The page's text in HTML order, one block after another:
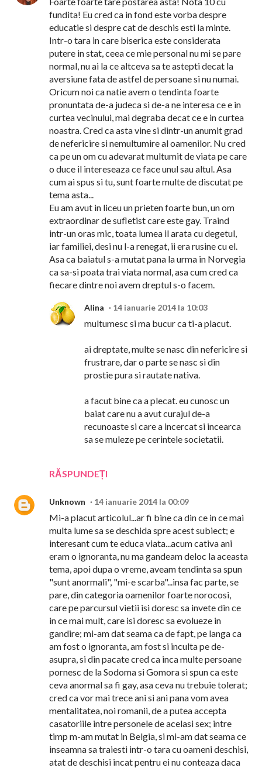
fundita! Eu cred ca in fond este vorba despre
educatie si despre cat de deschis esti la minte.
Intr-o tara in care biserica este considerata
putere in stat, ceea ce mie personal nu mi se pare
normal, nu ai la ce altceva sa te astepti decat la
aversiune fata de astfel de persoane si nu numai.
Oricum noi ca natie avem o tendinta foarte
pronuntata de-a judeca si de-a ne interesa ce e in
curtea vecinului, mai degraba decat ce e in curtea
noastra. Cred ca asta vine si dintr-un anumit grad
de nefericire si nemultumire al oamenilor. Nu cred
ca pe un om cu adevarat multumit de viata pe care
o duce il intereseaza ce face unul sau altul. Asa
cum ai spus si tu, sunt foarte multe de discutat pe
tema asta...
Eu am avut in liceu un prieten foarte bun, un om
extraordinar de sufletist care este gay. Traind
intr-un oras mic, toata lumea il arata cu degetul,
iar familiei, desi nu l-a renegat, ii era rusine cu el.
Asa ca baiatul s-a mutat pana la urma in Norvegia
ca sa-si poata trai viata normal, asa cum cred ca
fiecare dintre noi avem dreptul s-o facem.
RĂSPUNDEȚI
Alina 14 ianuarie 2014 la 10:03
multumesc si ma bucur ca ti-a placut.
ai dreptate, multe se nasc din nefericire si
frustrare, dar o parte se nasc si din
prostie pura si rautate nativa.
a facut bine ca a plecat. eu cunosc un
baiat care nu a avut curajul de-a
recunoaste si care a incercat si incearca
sa se muleze pe cerintele societatii.
Unknown 14 ianuarie 2014 la 00:09
Mi-a placut articolul...ar fi bine ca din ce in ce mai
multa lume sa se deschida spre acest subiect; e
interesant cum te educa viata...acum cativa ani
eram o ignoranta, nu ma gandeam deloc la aceasta
tema, apoi dupa o vreme, aveam tendinta sa spun
"sunt anormali", "mi-e scarba"...insa fac parte, se
pare, din categoria oamenilor foarte norocosi,
care pe parcursul vietii isi doresc sa invete din ce
in ce mai mult, care isi doresc sa evolueze in
gandire; mi-am dat seama ca de fapt, pe langa ca
am fost o ignoranta, am fost si inculta pe de-
asupra, si din pacate cred ca inca multe persoane
pornesc de la Sodoma si Gomora si spun ca este
ceva anormal sa fi gay, asa ceva nu trebuie tolerat;
cred ca vor mai trece ani si ani pana vom avea
mentalitatea, noi romanii, de a putea accepta
casatoriile intre personele de acelasi sex; intre
timp m-am mutat in Belgia, si mi-am dat seama ce
inseamna sa traiesti intr-o tara cu oameni deschisi,
atat de deschisi incat pentru ei nu conteaza daca